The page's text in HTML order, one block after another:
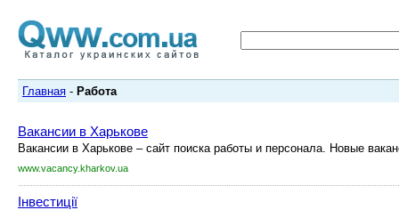
Главная - Работа
Вакансии в Харькове
Вакансии в Харькове – сайт поиска работы и персонала. Новые
www.vacancy.kharkov.ua
Інвестиції